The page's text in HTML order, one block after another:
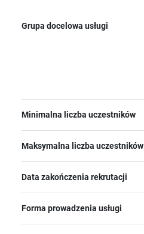
Grupa docelowa usługi
Minimalna liczba uczestników
Maksymalna liczba uczestników
Data zakończenia rekrutacji
Forma prowadzenia usługi